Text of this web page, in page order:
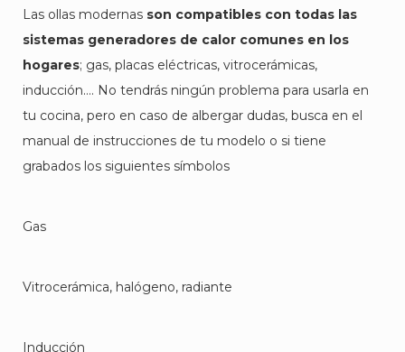
Las ollas modernas son compatibles con todas las
sistemas generadores de calor comunes en los
hogares; gas, placas eléctricas, vitrocerámicas,
inducción…. No tendrás ningún problema para usarla en
tu cocina, pero en caso de albergar dudas, busca en el
manual de instrucciones de tu modelo o si tiene
grabados los siguientes símbolos
Gas
Vitrocerámica, halógeno, radiante
Inducción